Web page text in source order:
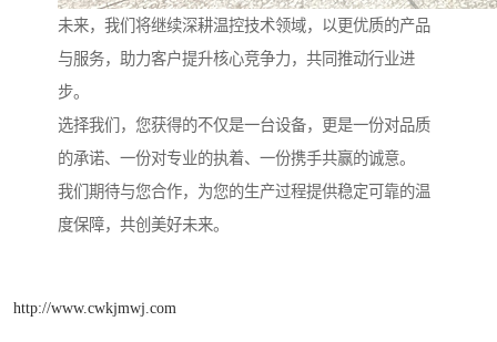
未来，我们将继续深耕温控技术领域，以更优质的产品
与服务，助力客户提升核心竞争力，共同推动行业进
步。
选择我们，您获得的不仅是一台设备，更是一份对品质
的承诺、一份对专业的执着、一份携手共赢的诚意。
我们期待与您合作，为您的生产过程提供稳定可靠的温
度保障，共创美好未来。
http://www.cwkjmwj.com